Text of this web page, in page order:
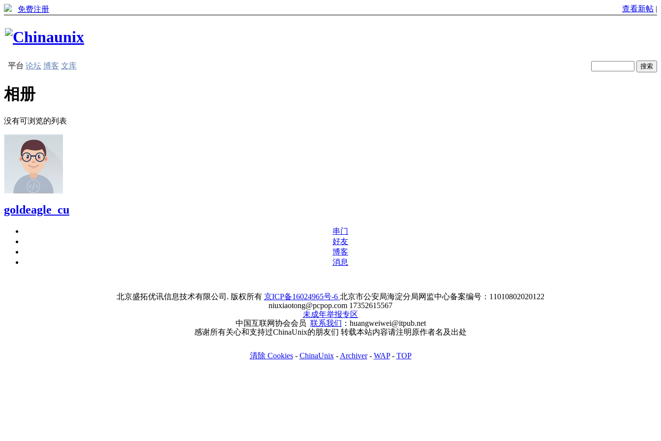
免费注册 查看新帖 |
平台 论坛 博客 文库
相册
没有可浏览的列表
goldeagle_cu
串门
好友
博客
消息
北京盛拓优讯信息技术有限公司. 版权所有 京ICP备16024965号-6 北京市公安局海淀分局网监中心备案编号：11010802020122
niuxiaotong@pcpop.com 17352615567
未成年举报专区
中国互联网协会会员 联系我们 ：huangweiwei@itpub.net
感谢所有关心和支持过ChinaUnix的朋友们 转载本站内容请注明原作者名及出处
清除 Cookies- ChinaUnix- Archiver- WAP- TOP